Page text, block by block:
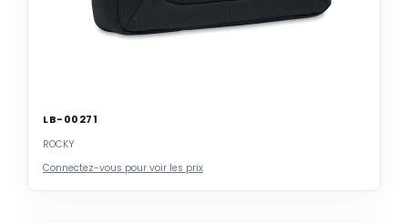
LB-00271
ROCKY
Connectez-vous pour voir les prix